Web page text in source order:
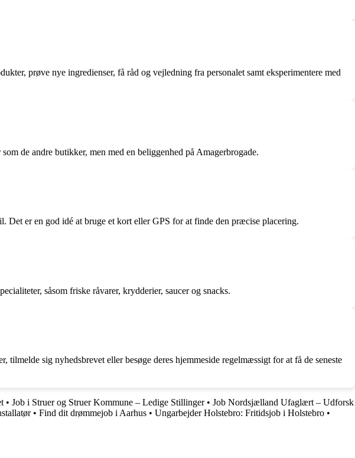
prøve nye ingredienser, få råd og vejledning fra personalet samt eksperimentere med
de andre butikker, men med en beliggenhed på Amagerbrogade.
er en god idé at bruge et kort eller GPS for at finde den præcise placering.
såsom friske råvarer, krydderier, saucer og snacks.
sig nyhedsbrevet eller besøge deres hjemmeside regelmæssigt for at få de seneste
• Job i Struer og Struer Kommune – Ledige Stillinger• Job Nordsjælland Ufaglært – Udforsk
• Find dit drømmejob i Aarhus • Ungarbejder Holstebro: Fritidsjob i Holstebro •